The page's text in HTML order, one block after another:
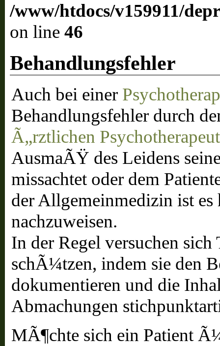
/www/htdocs/v159911/
on line 46
Behandlungsfehler
Auch bei einer
Behandlungsfehler durch
Ã„rztlichen
AusmaÃŸ des Leidens
missachtet oder dem
der Allgemeinmedizin ist
nachzuweisen.
In der Regel versuchen
schÃ¼tzen, indem sie den
dokumentieren und die
Abmachungen
MÃ¶chte sich ein Patient